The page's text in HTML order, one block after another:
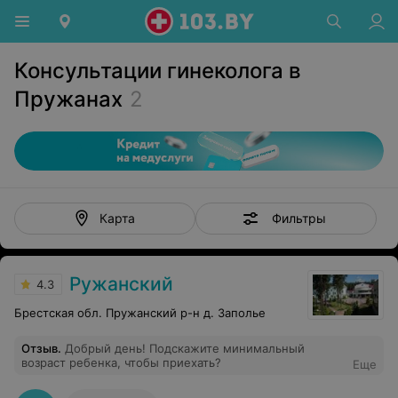
Консультации гинеколога в
Пружанах 2
Карта Фильтры
4.3 Ружанский
Брестская обл. Пружанский р-н д. Заполье
Отзыв. Добрый день! Подскажите минимальный
возраст ребенка, чтобы приехать?
Еще